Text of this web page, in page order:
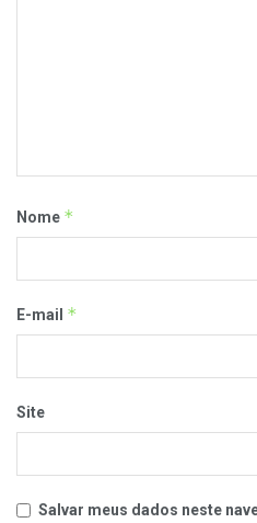
Nome *
E-mail *
Site
Salvar meus dados neste